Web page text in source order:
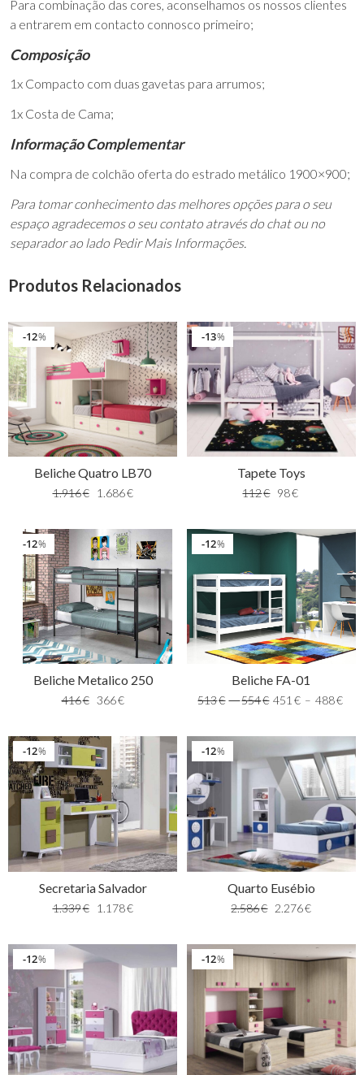
Para combinação das cores, aconselhamos os nossos clientes
a entrarem em contacto connosco primeiro;
Composição
1x Compacto com duas gavetas para arrumos;
1x Costa de Cama;
Informação Complementar
Na compra de colchão oferta do estrado metálico 1900×900;
Para tomar conhecimento das melhores opções para o seu
espaço agradecemos o seu contato através do chat ou no
separador ao lado Pedir Mais Informações.
Produtos Relacionados
%
12
Beliche Quatro LB70
1.916€ 1.686€
%
13
Tapete Toys
112€ 98€
%
12
Beliche Metalico 250
416€ 366€
%
12
Beliche FA-01
513€ –554€ 451 € – 488€
%
12
Secretaria Salvador
1.339€ 1.178€
%
12
Quarto Eusébio
2.586€ 2.276€
%
12 %
12